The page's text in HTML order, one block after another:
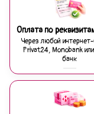
Оплата по
Через любой интернет-
Privat24, Monobank или
банк